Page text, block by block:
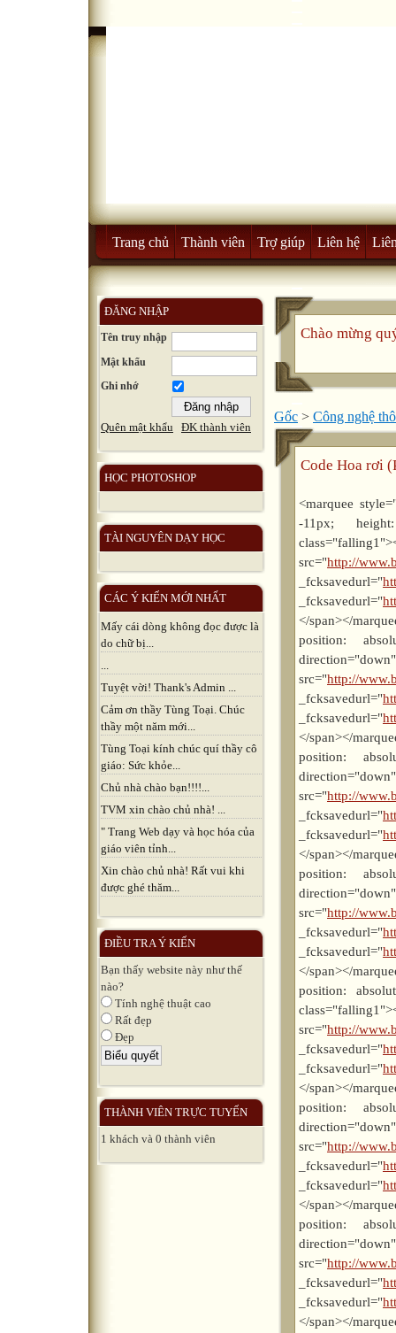
Trang chủ Thành viên Trợ giúp Liên hệ
ĐĂNG NHẬP
Tên truy nhập
Mật khẩu
Ghi nhớ
Quên mật khẩu ĐK thành viên
HỌC PHOTOSHOP
TÀI NGUYÊN DẠY HỌC
CÁC Ý KIẾN MỚI NHẤT
Mấy cái dòng không đọc được là
do chữ bị...
...
Tuyệt vời! Thank's Admin ...
Cảm ơn thầy Tùng Toại. Chúc
thầy một năm mới...
Tùng Toại kính chúc quí thầy cô
giáo: Sức khỏe...
Chủ nhà chào bạn!!!!...
TVM xin chào chủ nhà! ...
" Trang Web dạy và học hóa của
giáo viên tỉnh...
Xin chào chủ nhà! Rất vui khi
được ghé thăm...
ĐIỀU TRA Ý KIẾN
Bạn thấy website này như thế
nào?
Tính nghệ thuật cao
Rất đẹp
Đẹp
THÀNH VIÊN TRỰC TUYẾN
1 khách và 0 thành viên
Chào mừng
Gốc > Công nghệ
Code Hoa rơi
<marquee
-11px;
src="http://
_fcksavedurl="
_fcksavedurl="
</span></
position:
src="http://
_fcksavedurl="
_fcksavedurl="
</span></
position:
src="http://
_fcksavedurl="
_fcksavedurl="
</span></
position:
src="http://
_fcksavedurl="
_fcksavedurl="
</span></
position:
src="http://
_fcksavedurl="
_fcksavedurl="
</span></
position:
src="http://
_fcksavedurl="
_fcksavedurl="
</span></
position:
src="http://
_fcksavedurl="
_fcksavedurl="
</span></